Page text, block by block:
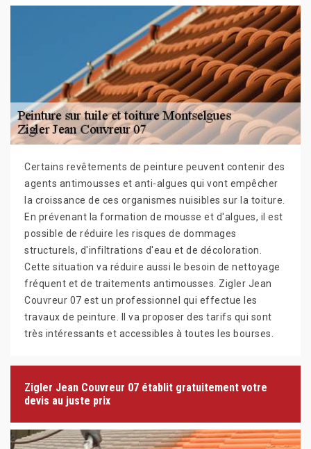
Certains revêtements de peinture peuvent contenir des
agents antimousses et anti-algues qui vont empêcher
la croissance de ces organismes nuisibles sur la toiture.
En prévenant la formation de mousse et d'algues, il est
possible de réduire les risques de dommages
structurels, d'infiltrations d'eau et de décoloration.
Cette situation va réduire aussi le besoin de nettoyage
fréquent et de traitements antimousses. Zigler Jean
Couvreur 07 est un professionnel qui effectue les
travaux de peinture. Il va proposer des tarifs qui sont
très intéressants et accessibles à toutes les bourses.
Zigler Jean Couvreur 07 établit gratuitement votre
devis au juste prix